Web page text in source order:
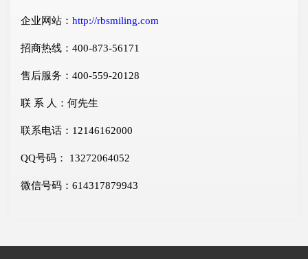
企业网站： http://rbsmiling.com
招商热线：400-873-56171
售后服务：400-559-20128
联 系 人：何先生
联系电话：12146162000
QQ号码： 13272064052
微信号码：614317879943